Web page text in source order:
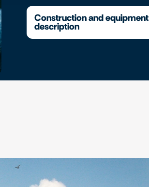
Construction and equipment
description